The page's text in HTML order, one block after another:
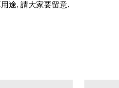
途, 請大家要留意.